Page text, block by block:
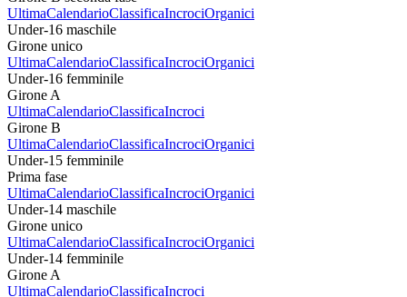
UltimaCalendarioClassificaIncrociOrganici
Under-16 maschile
Girone unico
UltimaCalendarioClassificaIncrociOrganici
Under-16 femminile
Girone A
UltimaCalendarioClassificaIncroci
Girone B
UltimaCalendarioClassificaIncrociOrganici
Under-15 femminile
Prima fase
UltimaCalendarioClassificaIncrociOrganici
Under-14 maschile
Girone unico
UltimaCalendarioClassificaIncrociOrganici
Under-14 femminile
Girone A
UltimaCalendarioClassificaIncroci